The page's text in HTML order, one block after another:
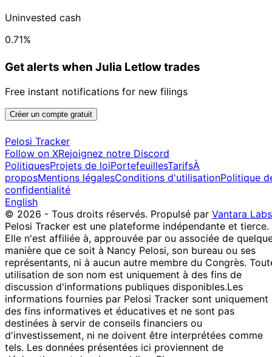
Uninvested cash
0.71%
Get alerts when Julia Letlow trades
Free instant notifications for new filings
Créer un compte gratuit
Pelosi Tracker
Follow on XRejoignez notre Discord
PolitiquesProjets de loiPortefeuillesTarifsÀ
proposMentions légalesConditions d'utilisationPolitique
confidentialité
English
© 2026 - Tous droits réservés. Propulsé par Vantara Labs
Pelosi Tracker est une plateforme indépendante et tierce.
Elle n'est affiliée à, approuvée par ou associée de
manière que ce soit à Nancy Pelosi, son bureau ou ses
représentants, ni à aucun autre membre du Congrès.
utilisation de son nom est uniquement à des fins de
discussion d'informations publiques disponibles.Les
informations fournies par Pelosi Tracker sont uniquement
des fins informatives et éducatives et ne sont pas
destinées à servir de conseils financiers ou
d'investissement, ni ne doivent être interprétées comme
tels. Les données présentées ici proviennent de